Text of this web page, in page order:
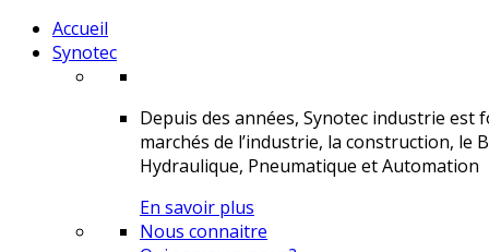
Accueil
Synotec
Depuis des années, Synotec industrie
marchés de l’industrie, la construction, le
Hydraulique, Pneumatique et Automation
En savoir plus
Nous connaitre